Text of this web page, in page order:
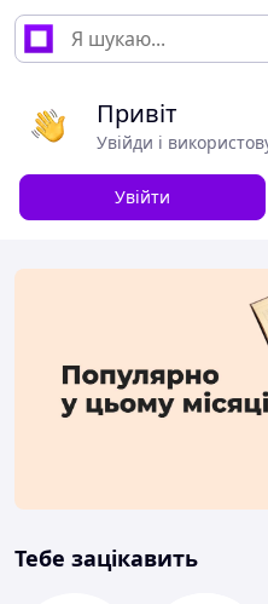
Привіт
Увійди і
Увійти
Тебе зацікавить